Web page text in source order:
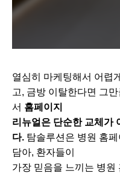
열심히 마케팅해서 어렵
고, 금방 이탈한다면 그
서 홈페이지
리뉴얼은 단순한 교체가
다. 탐솔루션은 병원 홈
담아, 환자들이
가장 믿음을 느끼는 병원